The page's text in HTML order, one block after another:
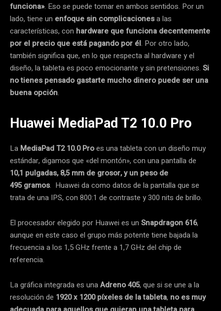
funciona». Eso se puede tomar en ambos sentidos. Por un
lado, tiene un enfoque sin complicacionesa las
características, con hardware que funciona decentemente
por el precio que está pagando por él. Por otro lado,
también significa que, en lo que respecta al hardware y el
diseño, la tableta es poco emocionante y sin pretensiones. Si
no tienes pensado gastarte mucho dinero puede ser una
buena opción.
Huawei MediaPad T2 10.0 Pro
La MediaPad T2 10.0 Proes una tableta con un diseño muy
estándar, digamos que «del montón», con una pantalla de
10,1 pulgadas, 8,5 mm de grosor, y un peso de
495 gramos. Huawei da como datos de la pantalla que se
trata de una IPS, con 800:1 de contraste y 300 nits de brillo.
El procesador elegido por Huawei es un Snapdragon 616,
aunque en este caso el grupo más potente tiene bajada la
frecuencia a los 1,5 GHz frente a 1,7 GHz del chip de
referencia.
La gráfica integrada es unaAdreno 405, que si se une a la
resolución de 1920 x 1200 píxeles de la tableta, no es muy